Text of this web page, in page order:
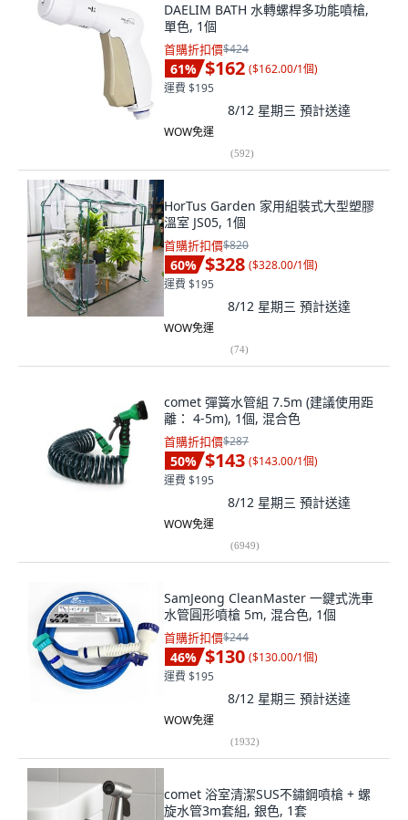
DAELIM BATH 水轉螺桿多功能噴槍,
單色, 1個
首購折扣價$424
61% $162 ($162.00/1個)
運費 $195
8/12 星期三 預計送達
WOW免運
(592)
HorTus Garden 家用組裝式大型塑膠
溫室 JS05, 1個
首購折扣價$820
60% $328 ($328.00/1個)
運費 $195
8/12 星期三 預計送達
WOW免運
(74)
comet 彈簧水管組 7.5m (建議使用距
離： 4-5m), 1個, 混合色
首購折扣價$287
50% $143 ($143.00/1個)
運費 $195
8/12 星期三 預計送達
WOW免運
(6949)
SamJeong CleanMaster 一鍵式洗車
水管圓形噴槍 5m, 混合色, 1個
首購折扣價$244
46% $130 ($130.00/1個)
運費 $195
8/12 星期三 預計送達
WOW免運
(1932)
comet 浴室清潔SUS不鏽鋼噴槍 + 螺
旋水管3m套組, 銀色, 1套